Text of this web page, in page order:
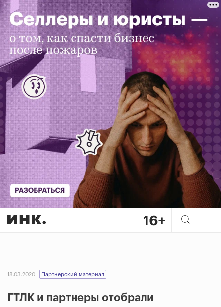
18.03.2020 Партнерский материал
ГТЛК и партнеры отобрали